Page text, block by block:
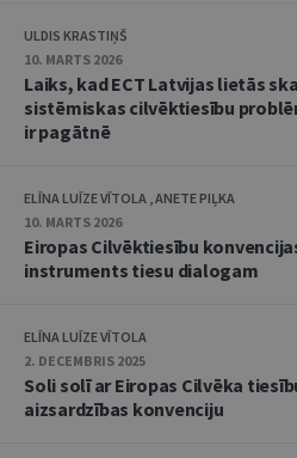
ULDIS KRASTIŅŠ
10. MARTS 2026
Laiks, kad ECT Latvijas lietās
sistēmiskas cilvēktiesību
ir pagātnē
ELĪNA LUĪZE VĪTOLA , ANETE PIĻKA
10. MARTS 2026
Eiropas Cilvēktiesību
instruments tiesu dialogam
ELĪNA LUĪZE VĪTOLA
2. DECEMBRIS 2025
Soli solī ar Eiropas Cilvēka
aizsardzības konvenciju